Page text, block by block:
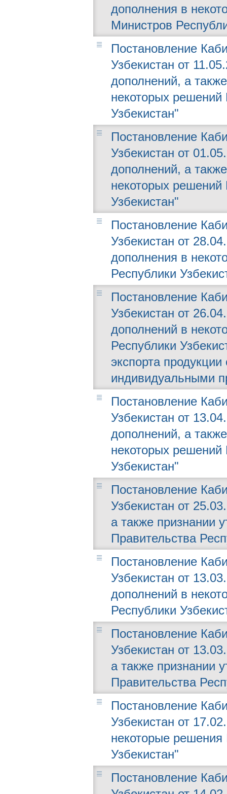
дополнения в
Министров
Постановление
Узбекистан от
дополнений, а
некоторых решений
Узбекистан"
Постановление
Узбекистан от
дополнений, а
некоторых решений
Узбекистан"
Постановление
Узбекистан от
дополнения в
Республики
Постановление
Узбекистан от
дополнений в
Республики
экспорта продукции
индивидуальными
Постановление
Узбекистан от
дополнений, а
некоторых решений
Узбекистан"
Постановление
Узбекистан от
а также признании
Правительства
Постановление
Узбекистан от
дополнений в
Республики
Постановление
Узбекистан от
а также признании
Правительства
Постановление
Узбекистан от
некоторые решения
Узбекистан"
Постановление